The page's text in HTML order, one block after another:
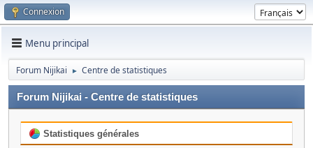
Connexion
Menu principal
Forum Nijikai ► Centre de statistiques
Forum Nijikai - Centre de statistiques
Statistiques générales